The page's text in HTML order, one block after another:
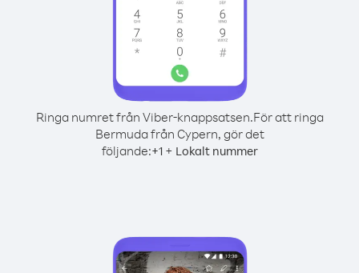
Ringa numret från Viber-knappsatsen.För att ringa
Bermuda från Cypern, gör det
följande:+1+ Lokalt nummer